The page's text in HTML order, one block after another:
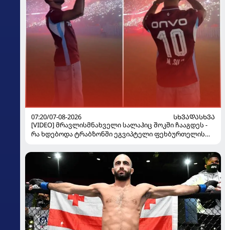
07:20/07-08-2026
ᲡᲮᲕᲐᲓᲐᲡᲮᲕᲐ
[VIDEO] მრავლისმნახველი სალაჰიც შოკში ჩააგდეს -
რა ხდებოდა ტრაბზონში ეგვიპტელი ფეხბურთელის